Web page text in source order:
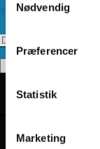
Nødvendig
Præferencer
Statistik
Marketing
Tilmeld dig vores